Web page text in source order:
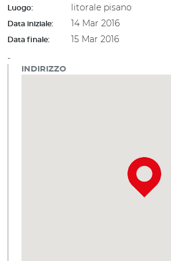
Luogo: litorale pisano
Data iniziale: 14 Mar 2016
Data finale:
15 Mar 2016
-
INDIRIZZO